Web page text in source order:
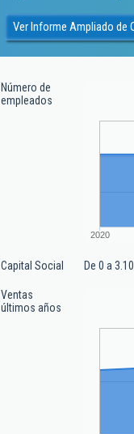
Ver Informe Ampliado de
Número de
empleados
2020
Capital Social De 0 a
Ventas
últimos años